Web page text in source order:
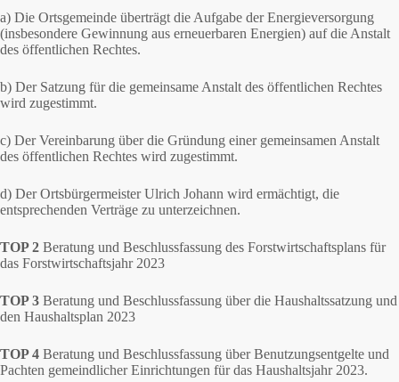
a) Die Ortsgemeinde überträgt die Aufgabe der Energieversorgung
(insbesondere Gewinnung aus erneuerbaren Energien) auf die Anstalt
des öffentlichen Rechtes.
b) Der Satzung für die gemeinsame Anstalt des öffentlichen Rechtes
wird zugestimmt.
c) Der Vereinbarung über die Gründung einer gemeinsamen Anstalt
des öffentlichen Rechtes wird zugestimmt.
d) Der Ortsbürgermeister Ulrich Johann wird ermächtigt, die
entsprechenden Verträge zu unterzeichnen.
TOP 2 Beratung und Beschlussfassung des Forstwirtschaftsplans für
das Forstwirtschaftsjahr 2023
TOP 3 Beratung und Beschlussfassung über die Haushaltssatzung und
den Haushaltsplan 2023
TOP 4 Beratung und Beschlussfassung über Benutzungsentgelte und
Pachten gemeindlicher Einrichtungen für das Haushaltsjahr 2023.